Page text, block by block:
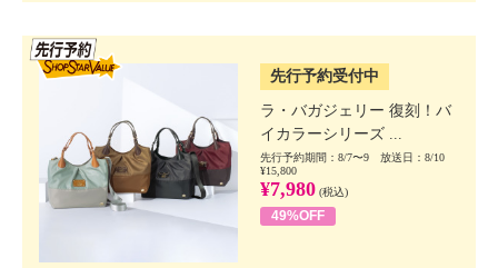
先行予約受付中
ラ・バガジェリー 復刻！バ
イカラーシリーズ ...
先行予約期間：8/7〜9 放送日：8/10
¥15,800
¥7,980 (税込)
49%OFF